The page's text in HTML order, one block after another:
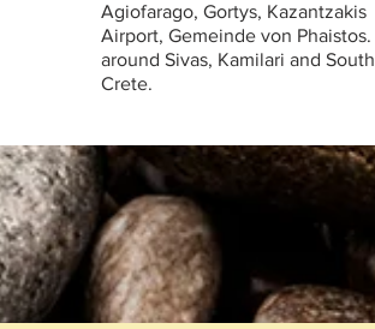
Agiofarago, Gortys, Kazantzakis
Airport, Gemeinde von Phaistos.
around Sivas, Kamilari and South
Crete.